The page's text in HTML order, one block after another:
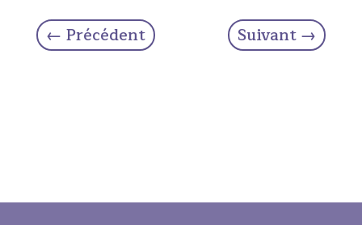
← Précédent Suivant→